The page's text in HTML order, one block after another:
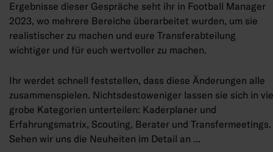
Ergebnisse dieser Gespräche seht ihr in Football Manager
2023, wo mehrere Bereiche überarbeitet wurden, um sie
realistischer zu machen und eure Transferabteilung
wichtiger und für euch wertvoller zu machen.
Ihr werdet schnell feststellen, dass diese Änderungen alle
zusammenspielen. Nichtsdestoweniger lassen sie sich in
grobe Kategorien unterteilen: Kaderplaner und
Erfahrungsmatrix, Scouting, Berater und Transfermeetings.
Sehen wir uns die Neuheiten im Detail an ...